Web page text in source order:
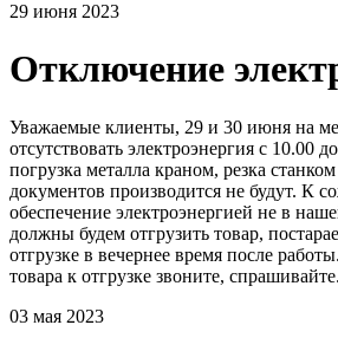
29 июня 2023
Отключение
Уважаемые клиенты, 29 и 30 июня на
отсутствовать электроэнергия с 10.00
погрузка металла краном, резка
документов производится не будут. К
обеспечение электроэнергией не в
должны будем отгрузить товар,
отгрузке в вечернее время после
товара к отгрузке звоните, спрашивайте.
03 мая 2023